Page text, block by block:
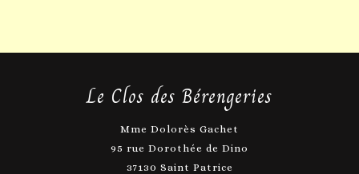
Le Clos des Bérengeries
Mme Dolorès Gachet
95 rue Dorothée de Dino
37130 Saint Patrice